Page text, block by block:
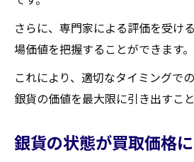
さらに、専門家による評価を受け
場価値を把握することができます。
これにより、適切なタイミングで
銀貨の価値を最大限に引き出すこと
銀貨の状態が買取価格